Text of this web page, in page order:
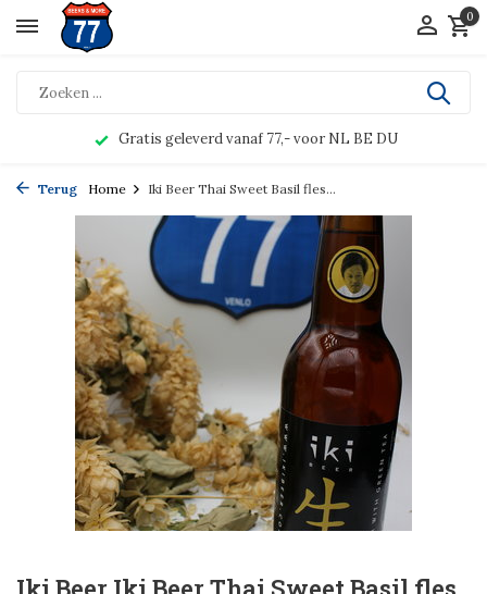
0
Gratis geleverd vanaf 77,- voor NL BE DU
Terug Home Iki Beer Thai Sweet Basil fles...